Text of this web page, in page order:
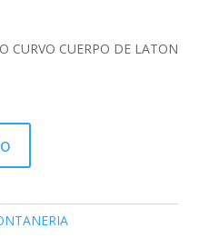
CURVO CUERPO DE LATON